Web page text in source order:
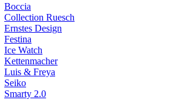
Boccia
Collection Ruesch
Ernstes Design
Festina
Ice Watch
Kettenmacher
Luis & Freya
Seiko
Smarty 2.0